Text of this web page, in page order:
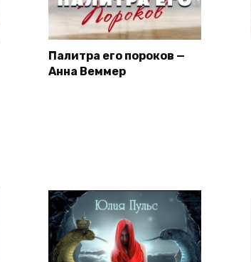
Палитра его пороков —
Анна Веммер